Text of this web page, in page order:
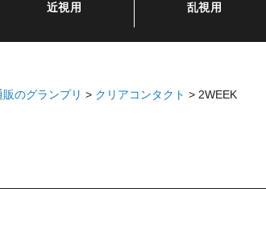
近視用 乱視用
のグランプリ クリアコンタクト 2WEEK